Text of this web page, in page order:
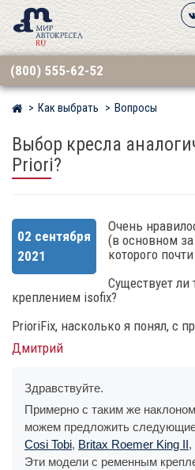
(800) 555-62-52
Мир детских автокресел
Как выбрать Вопросы
Выбор кресла
Priori?
02 сентября
2021
Очень
(в основном
которого
Существует ли
креплением isofix?
PrioriFix, насколько я понял, с
Дмитрий
Здравствуйте.
Примерно с таким же
можем предложить
Cosi Tobi, Britax Roemer King II,
Эти модели с ременным